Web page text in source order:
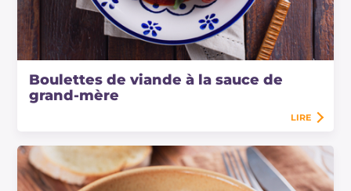
Boulettes de viande à la sauce de
grand-mère
LIRE